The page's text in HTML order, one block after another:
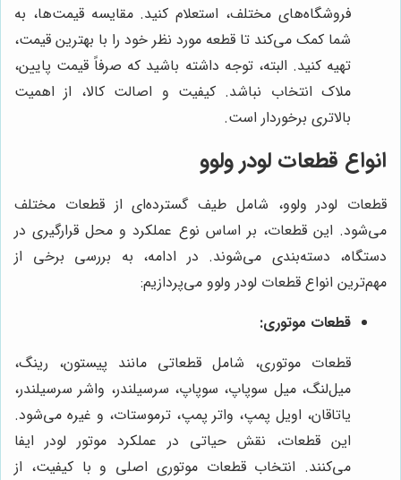
فروشگاه‌های مختلف، استعلام کنید. مقایسه قیمت‌ها، به
شما کمک می‌کند تا قطعه مورد نظر خود را با بهترین قیمت،
تهیه کنید. البته، توجه داشته باشید که صرفاً قیمت پایین،
ملاک انتخاب نباشد. کیفیت و اصالت کالا، از اهمیت
بالاتری برخوردار است.
انواع قطعات لودر ولوو
قطعات لودر ولوو، شامل طیف گسترده‌ای از قطعات مختلف
می‌شود. این قطعات، بر اساس نوع عملکرد و محل قرارگیری در
دستگاه، دسته‌بندی می‌شوند. در ادامه، به بررسی برخی از
مهم‌ترین انواع قطعات لودر ولوو می‌پردازیم:
قطعات موتوری:
قطعات موتوری، شامل قطعاتی مانند پیستون، رینگ،
میل‌لنگ، میل سوپاپ، سوپاپ، سرسیلندر، واشر سرسیلندر،
یاتاقان، اویل پمپ، واتر پمپ، ترموستات، و غیره می‌شود.
این قطعات، نقش حیاتی در عملکرد موتور لودر ایفا
می‌کنند. انتخاب قطعات موتوری اصلی و با کیفیت، از